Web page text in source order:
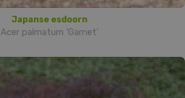
Japanse esdoorn
Acer palmatum 'Garnet'